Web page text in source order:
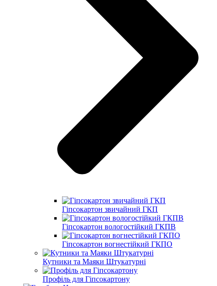
Гіпсокартон звичайний ГКП
Гіпсокартон вологостійкий ГКПВ
Гіпсокартон вогнестійкий ГКПО
Кутники та Маяки Штукатурні
Профіль для Гіпсокартону